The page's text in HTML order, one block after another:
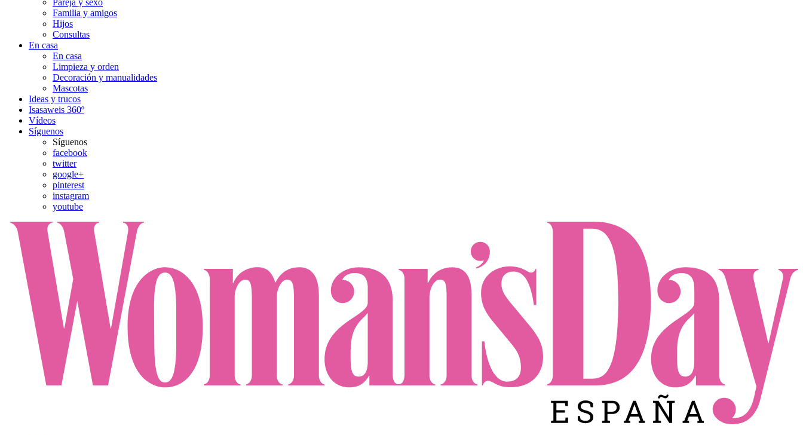
Pareja y sexo
Familia y amigos
Hijos
Consultas
En casa
En casa
Limpieza y orden
Decoración y manualidades
Mascotas
Ideas y trucos
Isasaweis 360º
Vídeos
Síguenos
Síguenos
facebook
twitter
google+
pinterest
instagram
youtube